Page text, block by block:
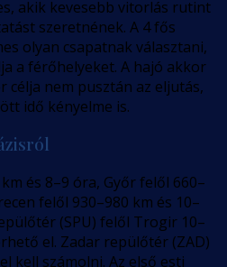
akik kevesebb vitorlás rutint
szeretnének. A 4 fős
olyan csapatnak választani,
a férőhelyeket. A hajó akkor
célja nem pusztán az eljutás,
idő kényelme is.
és 8–9 óra, Győr felől 660–
felől 930–980 km és 10–
(SPU) felől Trogir 10–
el. Zadar repülőtér (ZAD)
kell számolni. Az első esti